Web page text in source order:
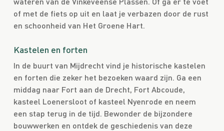
of met de fiets op uit en laat je verbazen door de rust
en schoonheid van Het Groene Hart.
Kastelen en forten
In de buurt van Mijdrecht vind je historische kastelen
en forten die zeker het bezoeken waard zijn. Ga een
middag naar Fort aan de Drecht, Fort Abcoude,
kasteel Loenersloot of kasteel Nyenrode en neem
een stap terug in de tijd. Bewonder de bijzondere
bouwwerken en ontdek de geschiedenis van deze